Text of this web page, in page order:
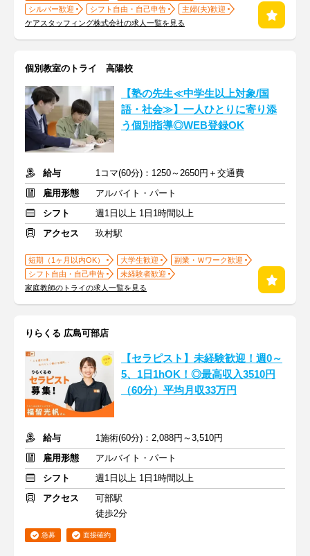
シルバー歓迎
シフト自由・自己申告
主婦(夫)歓迎
ケアスタッフィング株式会社の求人一覧を見る
個別教室のトライ 高陽校
【塾の先生≪中学生以上対象/国
語・社会≫】一人ひとりに寄り添
う個別指導◎WEB登録OK
給与
1コマ(60分)：1250～2650円＋交通費
雇用形態
アルバイト・パート
シフト
週1日以上 1日1時間以上
アクセス
玖村駅
短期（1ヶ月以内OK） 大学生歓迎
副業・Ｗワーク歓迎
シフト自由・自己申告
未経験者歓迎
家庭教師のトライの求人一覧を見る
りらくる 広島可部店
【セラピスト】未経験歓迎！週0～
5、1日1hOK！◎最高収入3510円
（60分）平均月収33万円
給与
1施術(60分)：2,088円～3,510円
雇用形態
アルバイト・パート
シフト
週1日以上 1日1時間以上
アクセス
可部駅
徒歩2分
急募 面接確約